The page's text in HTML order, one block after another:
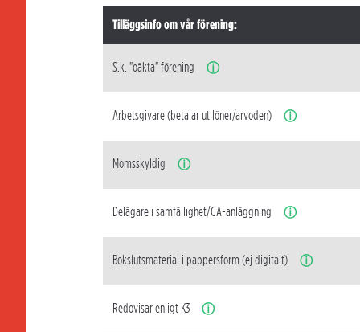
Tilläggsinfo om vår förening:
S.k. "oäkta" förening ⓘ
Arbetsgivare (betalar ut löner/arvoden) ⓘ
Momsskyldig ⓘ
Delägare i samfällighet/GA-anläggning ⓘ
Bokslutsmaterial i pappersform (ej digitalt) ⓘ
Redovisar enligt K3 ⓘ